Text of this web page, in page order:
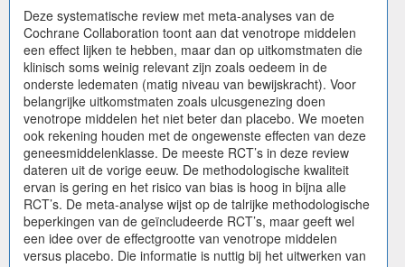
Deze systematische review met meta-analyses van de
Cochrane Collaboration toont aan dat venotrope middelen
een effect lijken te hebben, maar dan op uitkomstmaten die
klinisch soms weinig relevant zijn zoals oedeem in de
onderste ledematen (matig niveau van bewijskracht). Voor
belangrijke uitkomstmaten zoals ulcusgenezing doen
venotrope middelen het niet beter dan placebo. We moeten
ook rekening houden met de ongewenste effecten van deze
geneesmiddelenklasse. De meeste RCT’s in deze review
dateren uit de vorige eeuw. De methodologische kwaliteit
ervan is gering en het risico van bias is hoog in bijna alle
RCT’s. De meta-analyse wijst op de talrijke methodologische
beperkingen van de geïncludeerde RCT’s, maar geeft wel
een idee over de effectgrootte van venotrope middelen
versus placebo. Die informatie is nuttig bij het uitwerken van